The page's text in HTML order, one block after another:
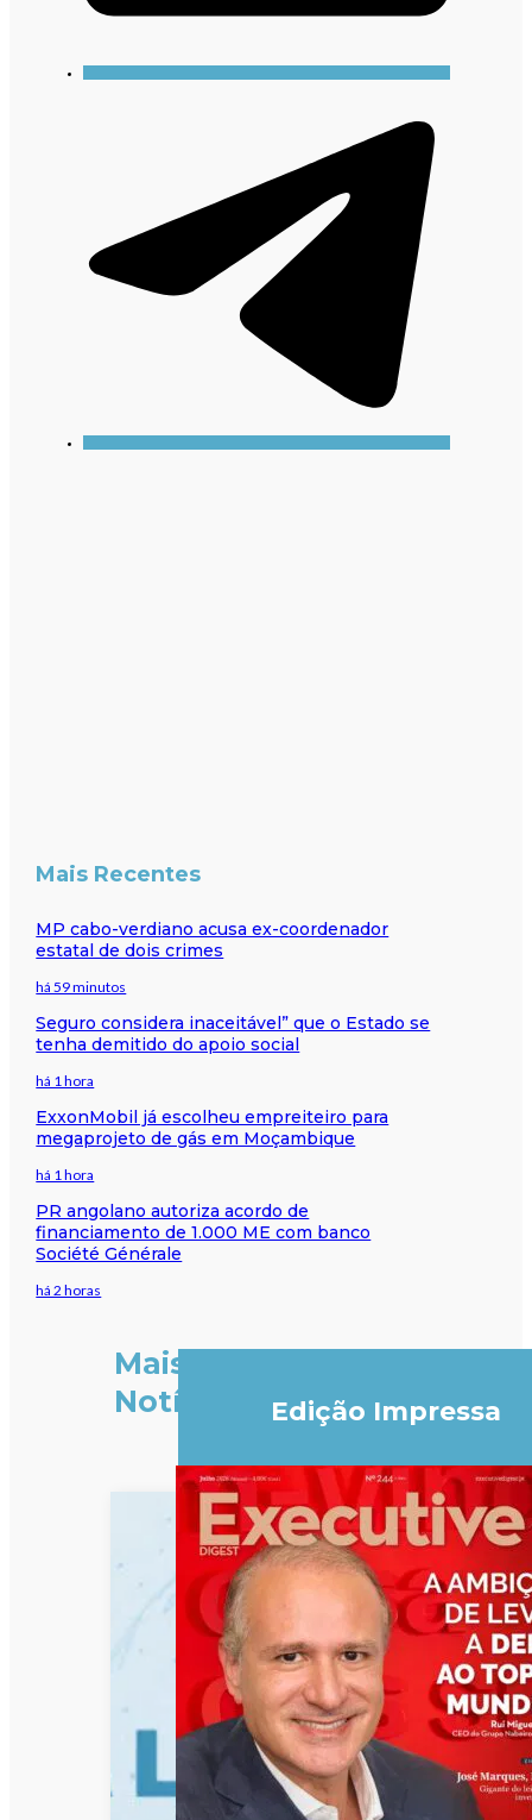
Mais Recentes
MP cabo-verdiano acusa ex-coordenador
estatal de dois crimes
há 59 minutos
Seguro considera inaceitável” que o Estado se
tenha demitido do apoio social
há 1 hora
ExxonMobil já escolheu empreiteiro para
megaprojeto de gás em Moçambique
há 1 hora
PR angolano autoriza acordo de
financiamento de 1.000 ME com banco
Société Générale
há 2 horas
Mais
Notícias
Edição Impressa